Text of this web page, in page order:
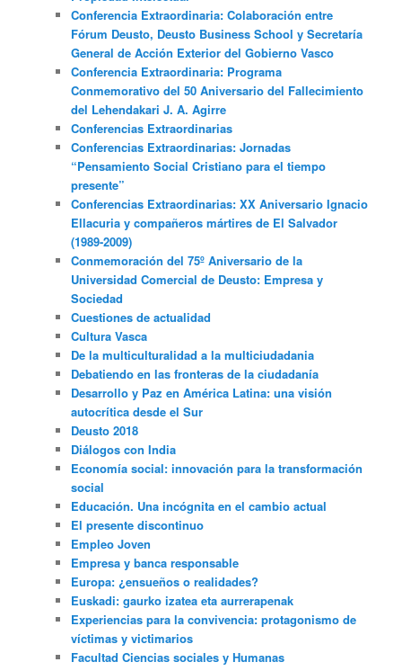
Conferencia Extraordinaria: Colaboración entre
Fórum Deusto, Deusto Business School y Secretaría
General de Acción Exterior del Gobierno Vasco
Conferencia Extraordinaria: Programa
Conmemorativo del 50 Aniversario del Fallecimiento
del Lehendakari J. A. Agirre
Conferencias Extraordinarias
Conferencias Extraordinarias: Jornadas
“Pensamiento Social Cristiano para el tiempo
presente”
Conferencias Extraordinarias: XX Aniversario Ignacio
Ellacuria y compañeros mártires de El Salvador
(1989-2009)
Conmemoración del 75º Aniversario de la
Universidad Comercial de Deusto: Empresa y
Sociedad
Cuestiones de actualidad
Cultura Vasca
De la multiculturalidad a la multiciudadania
Debatiendo en las fronteras de la ciudadanía
Desarrollo y Paz en América Latina: una visión
autocrítica desde el Sur
Deusto 2018
Diálogos con India
Economía social: innovación para la transformación
social
Educación. Una incógnita en el cambio actual
El presente discontinuo
Empleo Joven
Empresa y banca responsable
Europa: ¿ensueños o realidades?
Euskadi: gaurko izatea eta aurrerapenak
Experiencias para la convivencia: protagonismo de
víctimas y victimarios
Facultad Ciencias sociales y Humanas